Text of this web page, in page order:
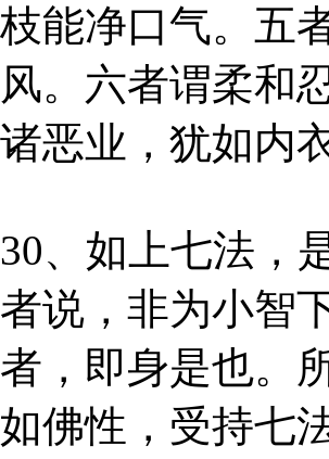
枝能净口气。五
风。六者谓柔和
诸恶业，犹如内
30、如上七法，
者说，非为小智
者，即身是也。
如佛性，受持七